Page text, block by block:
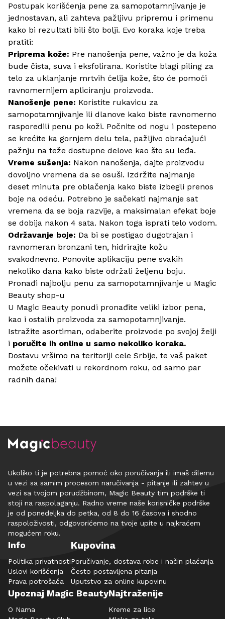
Postupak korišćenja pene za samopotamnjivanje je
jednostavan, ali zahteva pažljivu pripremu i primenu
kako bi rezultati bili što bolji. Evo koraka koje treba
pratiti:
Priprema kože: Pre nanošenja pene, važno je da koža
bude čista, suva i eksfolirana. Koristite blagi piling za
telo za uklanjanje mrtvih ćelija kože, što će pomoći
ravnomernijem apliciranju proizvoda.
Nanošenje pene: Koristite rukavicu za
samopotamnjivanje ili dlanove kako biste ravnomerno
rasporedili penu po koži. Počnite od nogu i postepeno
se krećite ka gornjem delu tela, pažljivo obraćajući
pažnju na teže dostupne delove kao što su leđa.
Vreme sušenja: Nakon nanošenja, dajte proizvodu
dovoljno vremena da se osuši. Izdržite najmanje
deset minuta pre oblačenja kako biste izbegli prenos
boje na odeću. Potrebno je sačekati najmanje sat
vremena da se boja razvije, a maksimalan efekat boje
se dobija nakon 4 sata. Nakon toga isprati telo vodom.
Održavanje boje: Da bi se postigao dugotrajan i
ravnomeran bronzani ten, hidrirajte kožu
svakodnevno. Ponovite aplikaciju pene svakih
nekoliko dana kako biste održali željenu boju.
Pronađi najbolju penu za samopotamnjivanje u Magic
Beauty shop-u
U Magic Beauty ponudi pronađite veliki izbor pena,
kao i ostalih proizvoda za samopotamnjivanje.
Istražite asortiman, odaberite proizvode po svojoj želji
i poručite ih online u samo nekoliko koraka.
Dostavu vršimo na teritoriji cele Srbije, te vaš paket
možete očekivati u rekordnom roku, od samo par
radnih dana!
Ukoliko ti je potrebna pomoć oko poručivanja ili imaš dilemu
u vezi sa samim procesom naručivanja - pitanje ili zahtev u
vezi sa tvojom porudžbinom, Magic Beauty tim podrške ti
stoji na raspolaganju. Radno vreme naše korisničke podrške
je od ponedeljka do petka, od 8 do 16 časova i shodno
raspoloživosti, odgovorićemo na tvoje upite u najkraćem
mogućem roku.
Info
Politika privatnosti
Uslovi korišćenja
Prava potrošača
Kupovina
Poručivanje, dostava robe i način plaćanja
Često postavljena pitanja
Uputstvo za online kupovinu
Upoznaj Magic Beauty
O Nama
Najtraženije
Kreme za lice